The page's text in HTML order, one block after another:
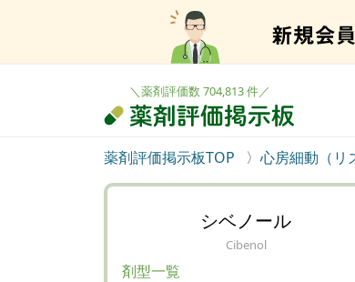
＼薬剤評価数 704,813 件／
薬剤評価掲示板TOP 心房細動（リ
シベノール
Cibenol
剤型一覧